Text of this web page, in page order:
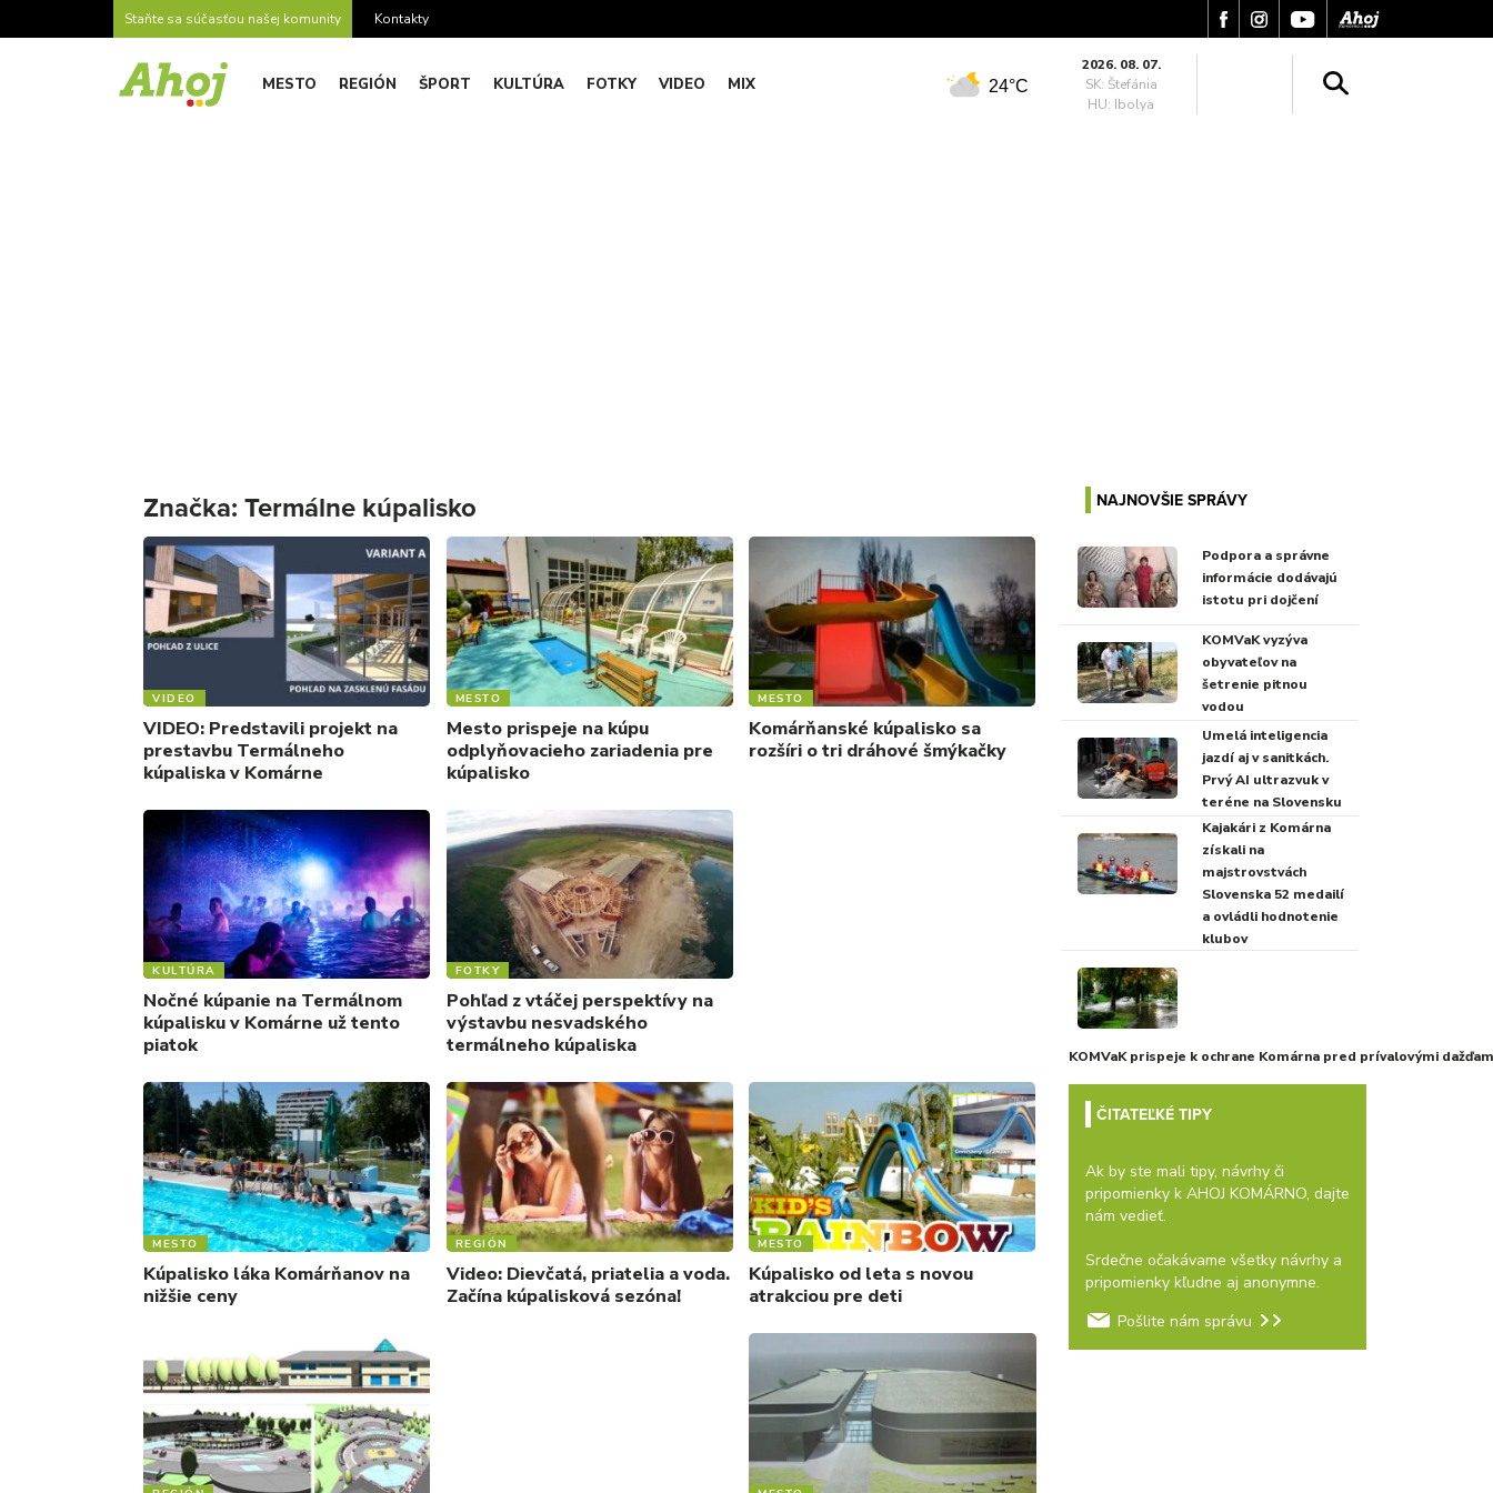
Staňte sa súčasťou našej komunity Kontakty
MESTO REGIÓN ŠPORT KULTÚRA FOTKY VIDEO MIX 24°C
2026. 08. 07.
SK: Štefánia
HU: Ibolya
Značka: Termálne kúpalisko
VIDEO
VIDEO: Predstavili projekt na
prestavbu Termálneho
kúpaliska v Komárne
MESTO
Mesto prispeje na kúpu
odplyňovacieho zariadenia pre
kúpalisko
MESTO
Komárňanské kúpalisko sa
rozšíri o tri dráhové šmýkačky
KULTÚRA
Nočné kúpanie na Termálnom
kúpalisku v Komárne už tento
piatok
FOTKY
Pohľad z vtáčej perspektívy na
výstavbu nesvadského
termálneho kúpaliska
MESTO
Kúpalisko láka Komárňanov na
nižšie ceny
REGIÓN
Video: Dievčatá, priatelia a voda.
Začína kúpalisková sezóna!
MESTO
Kúpalisko od leta s novou
atrakciou pre deti
NAJNOVŠIE SPRÁVY
Podpora a správne
informácie dodávajú
istotu pri dojčení
KOMVaK vyzýva
obyvateľov na
šetrenie pitnou
vodou
Umelá inteligencia
jazdí aj v sanitkách.
Prvý AI ultrazvuk v
teréne na Slovensku
Kajakári z Komárna
získali na
majstrovstvách
Slovenska 52 medailí
a ovládli hodnotenie
klubov
KOMVaK prispeje k ochrane Komárna pred prívalovými
ČITATEĽKÉ TIPY
Ak by ste mali tipy, návrhy či
pripomienky k AHOJ KOMÁRNO, dajte
nám vedieť.
Srdečne očakávame všetky návrhy a
pripomienky kľudne aj anonymne.
Pošlite nám správu